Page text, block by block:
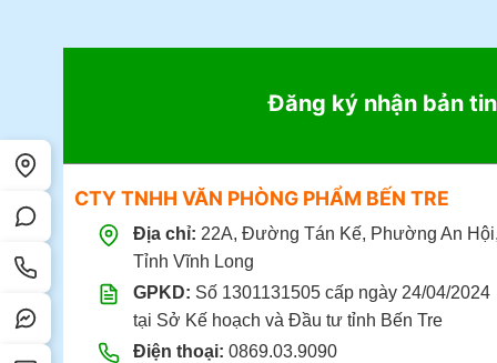
Đăng ký nhận bản tin
CTY TNHH VĂN PHÒNG PHẨM BẾN TRE
Địa chỉ: 22A, Đường Tán Kế, Phường An
Tỉnh Vĩnh Long
GPKD: Số 1301131505 cấp ngày 24/04/2024
tại Sở Kế hoạch và Đầu tư tỉnh Bến Tre
Điện thoại: 0869.03.9090